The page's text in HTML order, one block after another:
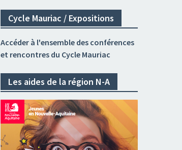
Cycle Mauriac / Expositions
Accéder à l'ensemble des conférences
et rencontres du Cycle Mauriac
Les aides de la région N-A